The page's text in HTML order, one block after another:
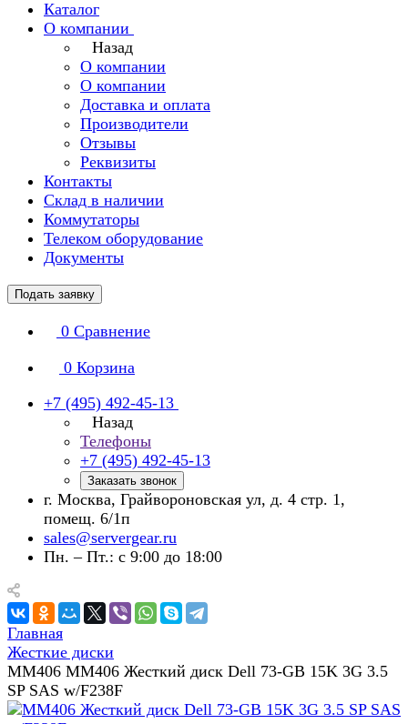
Каталог
О компании
Назад
О компании
О компании
Доставка и оплата
Производители
Отзывы
Реквизиты
Контакты
Склад в наличии
Коммутаторы
Телеком оборудование
Документы
Подать заявку
0 Сравнение
0 Корзина
+7 (495) 492-45-13
Назад
Телефоны
+7 (495) 492-45-13
Заказать звонок
г. Москва, Грайвороновская ул, д. 4 стр. 1,
помещ. 6/1п
sales@servergear.ru
Пн. – Пт.: с 9:00 до 18:00
Главная
Жесткие диски
MM406 MM406 Жесткий диск Dell 73-GB 15K 3G 3.5
SP SAS w/F238F